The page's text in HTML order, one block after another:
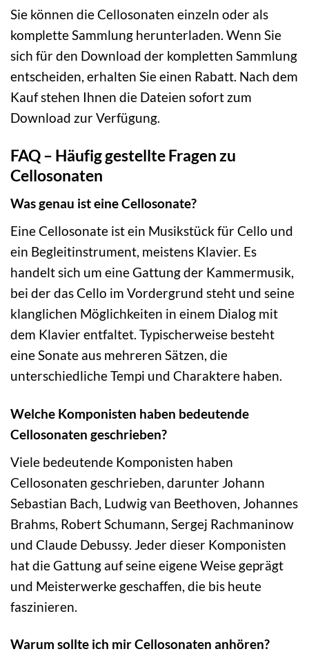
Sie können die Cellosonaten einzeln oder als
komplette Sammlung herunterladen. Wenn Sie
sich für den Download der kompletten Sammlung
entscheiden, erhalten Sie einen Rabatt. Nach dem
Kauf stehen Ihnen die Dateien sofort zum
Download zur Verfügung.
FAQ – Häufig gestellte Fragen zu
Cellosonaten
Was genau ist eine Cellosonate?
Eine Cellosonate ist ein Musikstück für Cello und
ein Begleitinstrument, meistens Klavier. Es
handelt sich um eine Gattung der Kammermusik,
bei der das Cello im Vordergrund steht und seine
klanglichen Möglichkeiten in einem Dialog mit
dem Klavier entfaltet. Typischerweise besteht
eine Sonate aus mehreren Sätzen, die
unterschiedliche Tempi und Charaktere haben.
Welche Komponisten haben bedeutende
Cellosonaten geschrieben?
Viele bedeutende Komponisten haben
Cellosonaten geschrieben, darunter Johann
Sebastian Bach, Ludwig van Beethoven, Johannes
Brahms, Robert Schumann, Sergej Rachmaninow
und Claude Debussy. Jeder dieser Komponisten
hat die Gattung auf seine eigene Weise geprägt
und Meisterwerke geschaffen, die bis heute
faszinieren.
Warum sollte ich mir Cellosonaten anhören?